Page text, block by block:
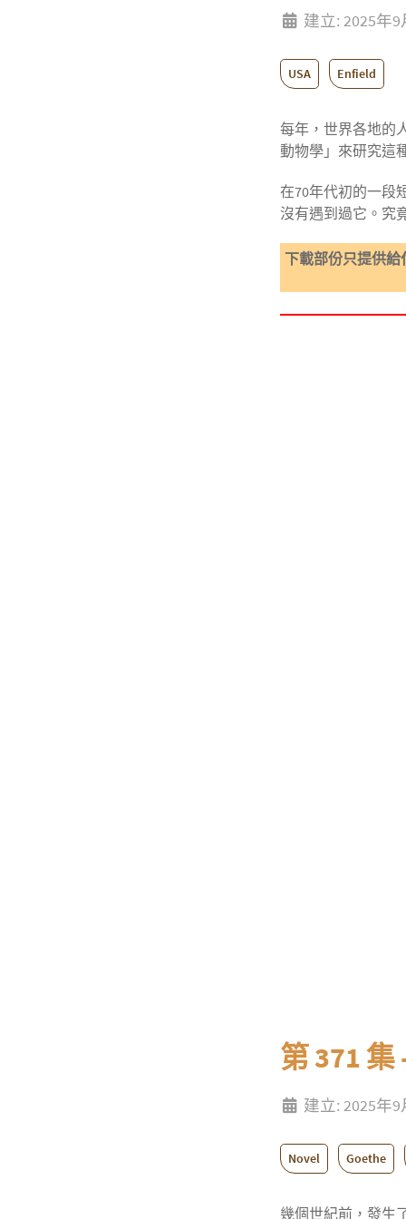
建立: 2025年9
USA Enfield
每年，世界各地的
動物學」來研究這
在70年代初的一段
沒有遇到過它。究
下載部份只提供
第 371
建立: 2025年9
Novel Goethe
幾個世紀前，發生